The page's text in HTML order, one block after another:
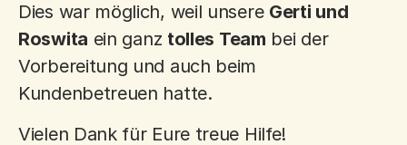
Dies war möglich, weil unsere Gerti und
Roswita ein ganz tolles Team bei der
Vorbereitung und auch beim
Kundenbetreuen hatte.
Vielen Dank für Eure treue Hilfe!